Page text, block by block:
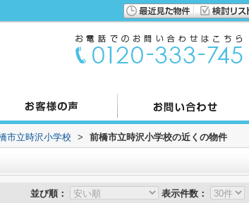
市立時沢小学校 > 前橋市立時沢小学校の近くの物件
並び順： 表示件数：